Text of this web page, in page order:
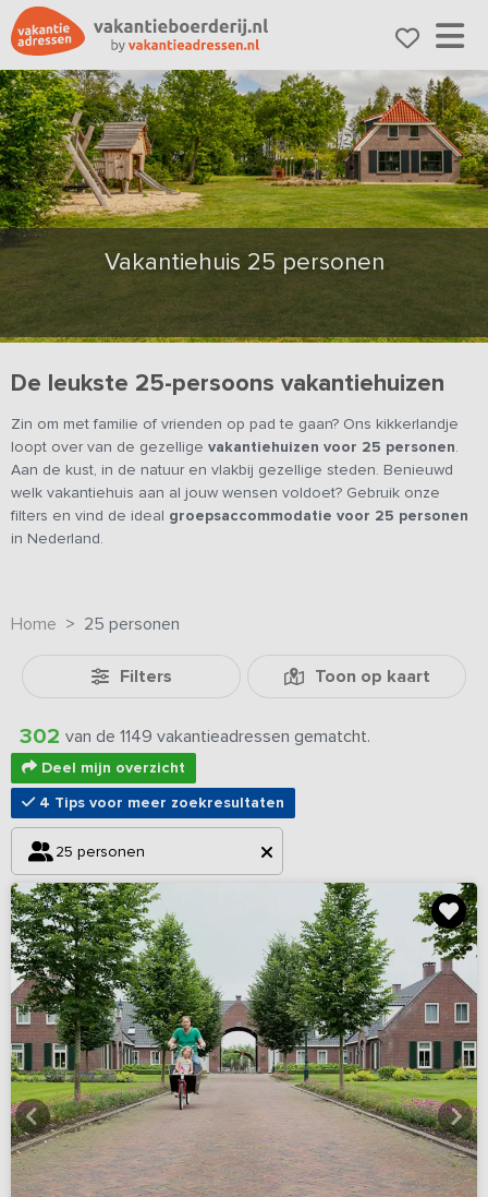
Vakantiehuis 25 personen
De leukste 25-persoons vakantiehuizen
Zin om met familie of vrienden op pad te gaan? Ons kikkerlandje
loopt over van de gezellige vakantiehuizen voor 25 personen.
Aan de kust, in de natuur en vlakbij gezellige steden. Benieuwd
welk vakantiehuis aan al jouw wensen voldoet? Gebruik onze
filters en vind de ideal groepsaccommodatie voor 25 personen
in Nederland.
Home 25 personen
Filters Toon op kaart
302 van de 1149 vakantieadressen gematcht.
Deel mijn overzicht
4 Tips voor meer zoekresultaten
25 personen